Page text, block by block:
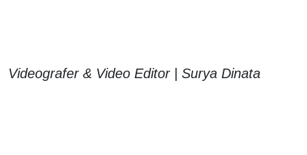
Videografer & Video Editor | Surya Dinata